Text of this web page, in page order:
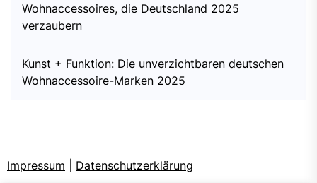
Wohnaccessoires, die Deutschland 2025
verzaubern
Kunst + Funktion: Die unverzichtbaren deutschen
Wohnaccessoire-Marken 2025
Impressum Datenschutzerklärung